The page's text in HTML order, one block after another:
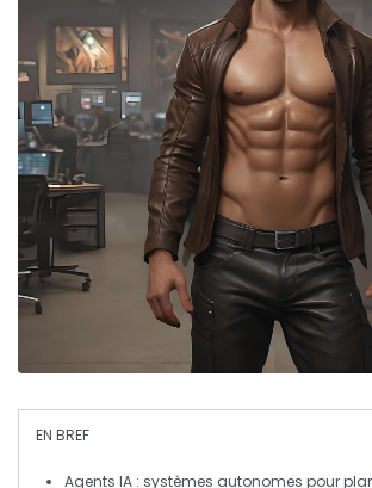
EN BREF
Agents IA : systèmes autonomes pour